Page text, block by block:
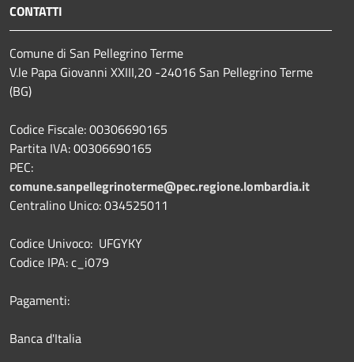
CONTATTI
Comune di San Pellegrino Terme
V.le Papa Giovanni XXIII,20 -24016 San Pellegrino Terme
(BG)
Codice Fiscale: 00306690165
Partita IVA: 00306690165
PEC:
comune.sanpellegrinoterme@pec.regione.lombardia.it
Centralino Unico: 034525011
Codice Univoco: UFGYKY
Codice IPA: c_i079
Pagamenti:
Banca d'Italia